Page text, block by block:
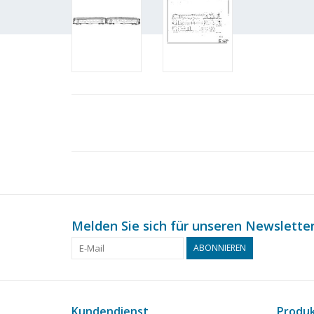
Melden Sie sich für unseren
ABONNIEREN